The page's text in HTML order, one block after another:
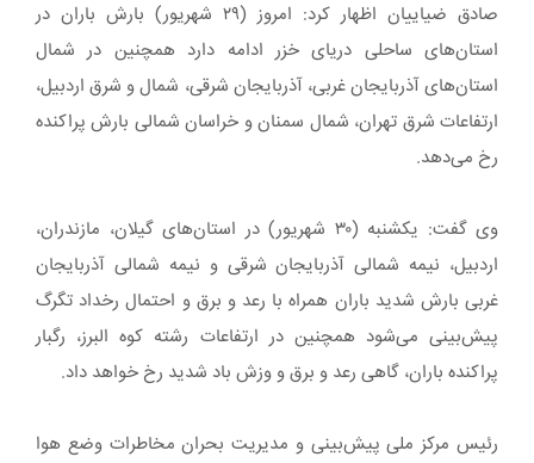
صادق ضیاییان اظهار کرد: امروز (۲۹ شهریور) بارش باران در
استان‌های ساحلی دریای خزر ادامه دارد همچنین در شمال
استان‌های آذربایجان غربی، آذربایجان شرقی، شمال و شرق اردبیل،
ارتفاعات شرق تهران، شمال سمنان و خراسان شمالی بارش پراکنده
رخ می‌دهد.
وی گفت: یکشنبه (۳۰ شهریور) در استان‌های گیلان، مازندران،
اردبیل، نیمه شمالی آذربایجان شرقی و نیمه شمالی آذربایجان
غربی بارش شدید باران همراه با رعد و برق و احتمال رخداد تگرگ
پیش‌بینی می‌شود همچنین در ارتفاعات رشته کوه البرز، رگبار
پراکنده باران، گاهی رعد و برق و وزش باد شدید رخ خواهد داد.
رئیس مرکز ملی پیش‌بینی و مدیریت بحران مخاطرات وضع هوا